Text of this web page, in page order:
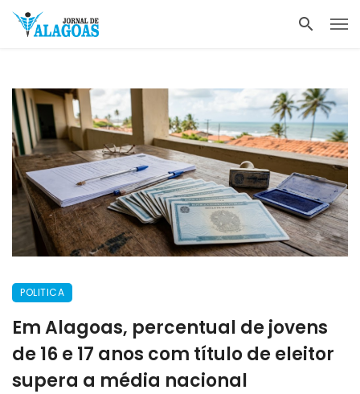
POLITICA
Em Alagoas, percentual de jovens
de 16 e 17 anos com título de eleitor
supera a média nacional